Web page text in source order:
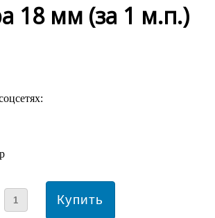
18 мм (за 1 м.п.)